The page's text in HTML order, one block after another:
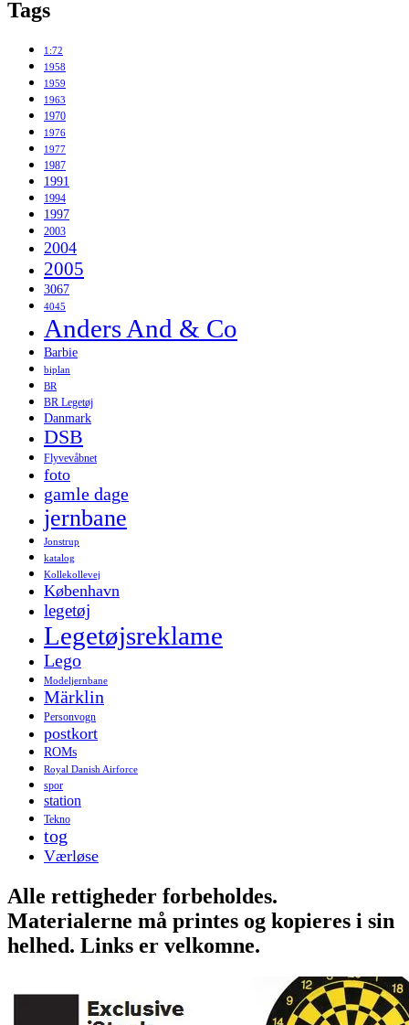
Tags
1:72
1958
1959
1963
1970
1976
1977
1987
1991
1994
1997
2003
2004
2005
3067
4045
Anders And & Co
Barbie
biplan
BR
BR Legetøj
Danmark
DSB
Flyvevåbnet
foto
gamle dage
jernbane
Jonstrup
katalog
Kollekollevej
København
legetøj
Legetøjsreklame
Lego
Modeljernbane
Märklin
Personvogn
postkort
ROMs
Royal Danish Airforce
spor
station
Tekno
tog
Værløse
Alle rettigheder forbeholdes.
Materialerne må printes og kopieres i sin
helhed. Links er velkomne.